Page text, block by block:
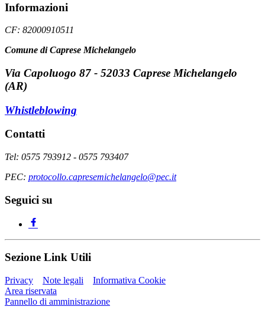
Informazioni
CF: 82000910511
Comune di Caprese Michelangelo
Via Capoluogo 87 - 52033 Caprese Michelangelo
(AR)
Whistleblowing
Contatti
Tel: 0575 793912 - 0575 793407
PEC: protocollo.capresemichelangelo@pec.it
Seguici su
Sezione Link Utili
Privacy Note legali
Informativa Cookie
Area riservata
Pannello di amministrazione